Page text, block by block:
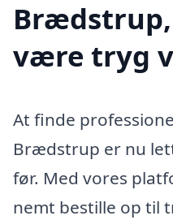
være tryg
At finde
Brædstrup er nu
før. Med vores
nemt bestille op til